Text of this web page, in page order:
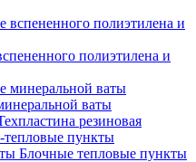
полиэтилена и
ваты
резиновая
пункты
Блочные тепловые пункты